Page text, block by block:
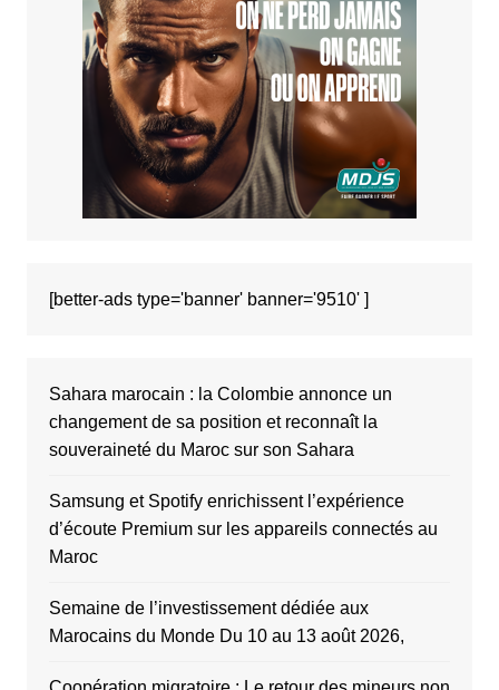
[better-ads type='banner' banner='9510' ]
Sahara marocain : la Colombie annonce un
changement de sa position et reconnaît la
souveraineté du Maroc sur son Sahara
Samsung et Spotify enrichissent l’expérience
d’écoute Premium sur les appareils connectés au
Maroc
Semaine de l’investissement dédiée aux
Marocains du Monde Du 10 au 13 août 2026,